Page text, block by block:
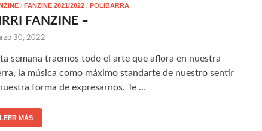
/ FANZINE 2021/2022 / POLIBARRA
FANZINE –
30, 2022
semana traemos todo el arte que aflora en nuestra
la música como máximo standarte de nuestro sentir
forma de expresarnos. Te …
LEER MÁS